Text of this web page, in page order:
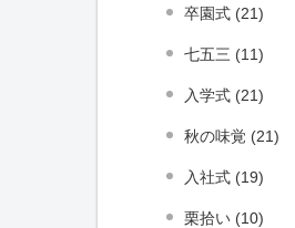
卒園式 (21)
七五三 (11)
入学式 (21)
秋の味覚 (21)
入社式 (19)
栗拾い (10)